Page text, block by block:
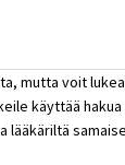
mutta voit
käyttää hakua